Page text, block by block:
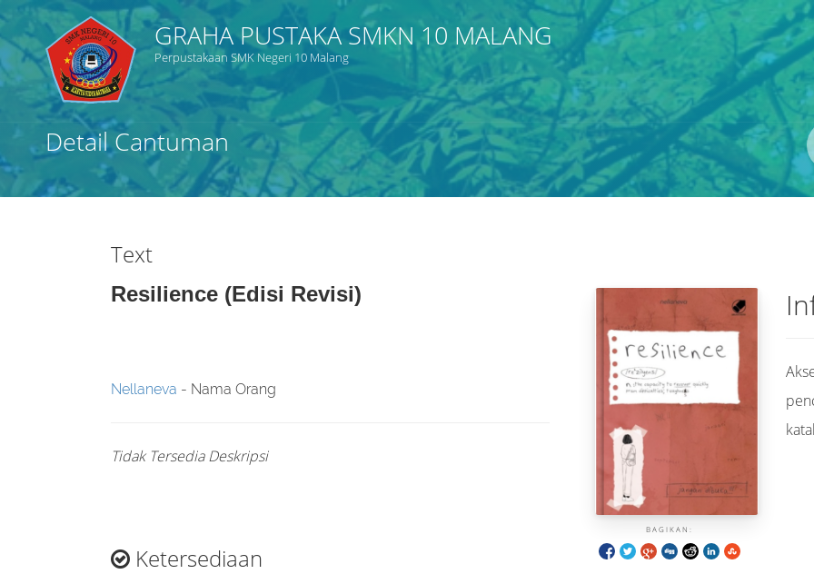
GRAHA PUSTAKA SMKN 10 MALANG
Perpustakaan SMK Negeri 10 Malang
Detail Cantuman
Text
Resilience (Edisi Revisi)
BAGIKAN:
Nellaneva - Nama Orang
Tidak Tersedia Deskripsi
Ketersediaan
Judul Pengarang
Subjek ISBN/ISSN